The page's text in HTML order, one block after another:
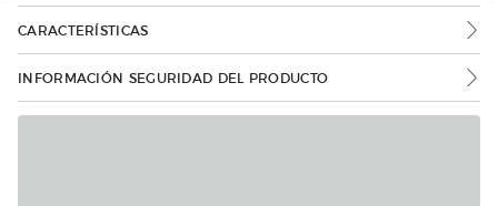
CARACTERÍSTICAS
INFORMACIÓN SEGURIDAD DEL PRODUCTO